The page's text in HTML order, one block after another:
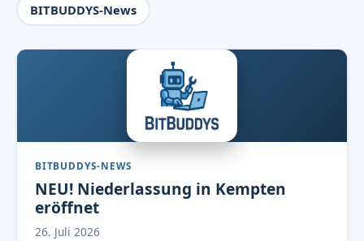
BITBUDDYS-News
BITBUDDYS-NEWS
NEU! Niederlassung in Kempten
eröffnet
26. Juli 2026